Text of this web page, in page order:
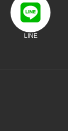
LINE